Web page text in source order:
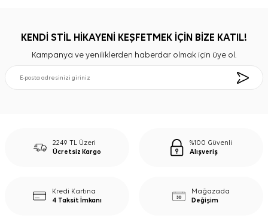
KENDİ STİL HİKAYENİ KEŞFETMEK İÇİN BİZE KATIL!
Kampanya ve yeniliklerden haberdar olmak için üye ol.
2249 TL Üzeri
Ücretsiz Kargo
%100 Güvenli
Alışveriş
Kredi Kartına
4 Taksit İmkanı
Mağazada
Değişim